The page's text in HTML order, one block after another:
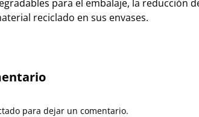
para el embalaje, la reducción
reciclado en sus envases.
para dejar un comentario.